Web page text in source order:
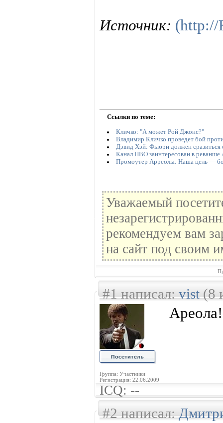
Источник: (http://
Ссылки по теме:
Кличко: "А может Рой Джонс?"
Владимир Кличко проведет бой
Дэвид Хэй: Фьюри должен сразиться
Канал НВО заинтересован в
Промоутер Арреолы: Наша цель —
Уважаемый
рекомендуем вам
на сайт под своим
#1 написал:vist(8
Группа: Участники
Регистрация: 22.06.2009
ICQ: --
#2 написал: